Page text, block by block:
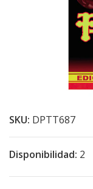
SKU: DPTT687
Disponibilidad: 2